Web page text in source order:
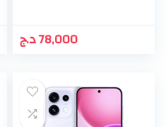
78,000د.ج